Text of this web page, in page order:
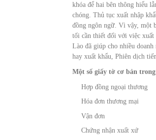
khóa để hai bên thông hiểu
chóng. Thủ tục xuất nhập
đồng ngôn ngữ. Vì vậy, một
tối cần thiết đối với việc xuất
Lào đã giúp cho nhiều
hay xuất khẩu, Phiên dịch
Một số giấy tờ cơ bản
Hợp đồng ngoại thương
Hóa đơn thương mại
Vận đơn
Chứng nhận xuất xứ